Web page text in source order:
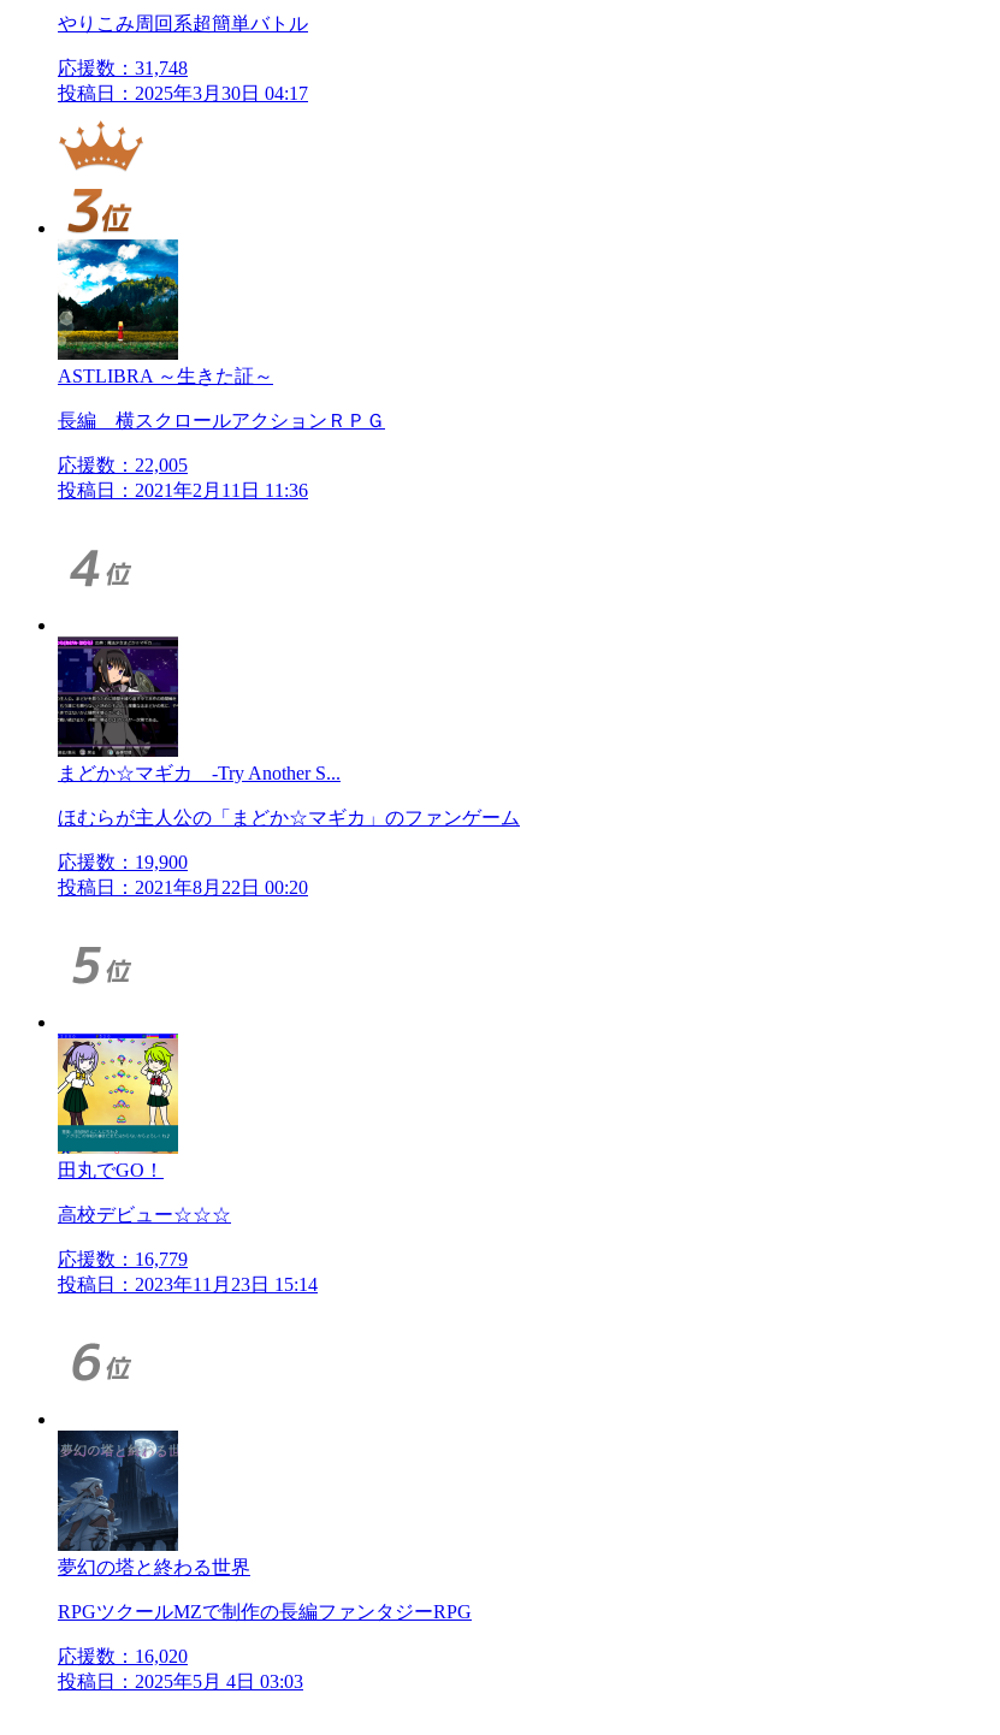
やりこみ周回系超簡単バトル
応援数： 31,748
投稿日：2025年3月30日 04:17
ASTLIBRA ～生きた証～
長編 横スクロールアクションＲＰＧ
応援数： 22,005
投稿日：2021年2月11日 11:36
まどか☆マギカ -Try Another S...
ほむらが主人公の「まどか☆マギカ」のファンゲーム
応援数： 19,900
投稿日：2021年8月22日 00:20
田丸でGO！
高校デビュー☆☆☆
応援数： 16,779
投稿日：2023年11月23日 15:14
夢幻の塔と終わる世界
RPGツクールMZで制作の長編ファンタジーRPG
応援数： 16,020
投稿日：2025年5月 4日 03:03